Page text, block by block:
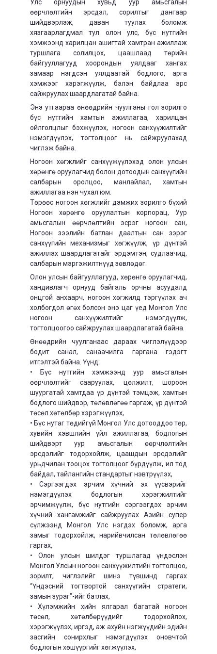
Улс орнуудын хувьд уур амьсгалын
өөрчлөлтийн эрсдэл, сорилтыг дангаар
шийдвэрлэж, даван туулах боломж
хязгаарлагдмал тул олон улс, бүс нутгийн
хэмжээнд харилцан ашигтай хамтран ажиллаж
туршлага солилцох, цаашлаад төрийн
байгууллагууд хоорондын уялдааг хангах
замаар нэгдсэн уялдаатай бодлого, арга
хэмжээг хэрэгжүүлж, бэлэн байдлаа эрс
сайжруулах шаардлагатай байна.
Энэ утгаараа өнөөдрийн чуулганы гол зорилго
бүс нутгийн хамтын ажиллагаа, харилцан
ойлголцлыг бэхжүүлэх, ногоон санхүүжилтийг
нэмэгдүүлэх, тогтолцоог нь сайжруулахад
чиглэж байна.
Ногоон хөгжлийг санхүүжүүлэхэд олон улсын
хөрөнгө оруулагчид болон дотоодын санхүүгийн
салбарын оролцоо, манлайлал, хамтын
ажиллагаа нэн чухал юм.
Төрөөс ногоон хөгжлийг дэмжих зорилго бүхий
Ногоон хөрөнгө оруулалтын корпорац, Уур
амьсгалын өөрчлөлтийн эсрэг ногоон сан,
Ногоон зээлийн батлан даалтын сан зэрэг
санхүүгийн механизмыг хөгжүүлж, үр дүнтэй
ажиллах шаардлагатайг эрдэмтэн, судлаачид,
салбарын мэргэжилтнүүд зөвлөдөг.
Олон улсын байгууллагууд, хөрөнгө оруулагчид,
хандивлагч орнууд байгаль орчны асуудалд
онцгой анхаарч, ногоон хөгжилд тэргүүлэх ач
холбогдол өгөх болсон энэ цаг үед Монгол Улс
ногоон санхүүжилтийг нэмэгдүүлж,
тогтолцоогоо сайжруулах шаардлагатай байна.
Өнөөдрийн чуулганаас дараах чиглэлүүдээр
бодит санал, санаачилга гаргана гэдэгт
итгэлтэй байна. Үүнд:
• Бүс нутгийн хэмжээнд уур амьсгалын
өөрчлөлтийг сааруулах, цөлжилт, шороон
шуургатай хамтдаа үр дүнтэй тэмцэж, хамтын
бодлого шийдвэр, төлөвлөгөө гаргаж, үр дүнтэй
төсөл хөтөлбөр хэрэгжүүлэх,
• Бүс нутаг төдийгүй Монгол Улс дотооддоо төр,
хувийн хэвшлийн үйл ажиллагаа, бодлогын
шийдвэрт уур амьсгалын өөрчлөлтийн
эрсдэлийг тодорхойлж, цаашдын эрсдэлийг
урьдчилан тооцох тогтолцоог бүрдүүлж, ил тод
байдал, тайлангийн стандартыг нэвтрүүлэх,
• Сэргээгдэх эрчим хүчний эх үүсвэрийг
нэмэгдүүлэх бодлогын хэрэгжилтийг
эрчимжүүлж, бүс нутгийн сэргээгдэх эрчим
хүчний хангамжийг сайжруулах Азийн супер
сүлжээнд Монгол Улс нэгдэх боломж, арга
замыг тодорхойлж, нарийвчилсан төлөвлөгөө
гаргах,
• Олон улсын шилдэг туршлагад үндэслэн
Монгол Улсын ногоон санхүүжилтийн тогтолцоо,
зорилт, чиглэлийг шинэ түвшинд гаргах
“Үндэсний тогтвортой санхүүгийн стратеги,
замын зураг”-ийг батлах,
• Хүлэмжийн хийн ялгарал багатай ногоон
төсөл, хөтөлбөрүүдийг тодорхойлох,
хэрэгжүүлэх, иргэд, аж ахуйн нэгжүүдийн эдийн
засгийн сонирхлыг нэмэгдүүлэх оновчтой
бодлогын хөшүүргийг хөгжүүлэх,